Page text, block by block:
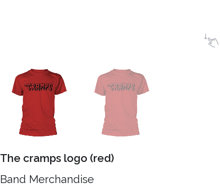
The cramps logo (red)
Band Merchandise